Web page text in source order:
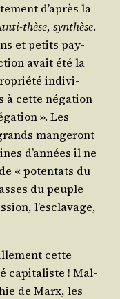
d’après la
thèse, syn­thèse.
et petits pay­
avait été la
indi­vi­
à cette néga­tion
». Les
man­ge­ront
d’années il ne
« poten­tats du
du peuple
l’esclavage,
cette
capi­ta­liste ! Mal­
de Marx, les